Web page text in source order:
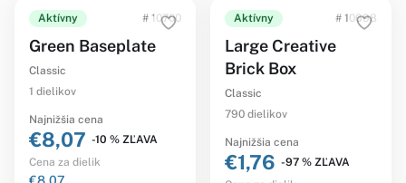
Aktívny # 10700
Green Baseplate
Classic
1 dielikov
Najnižšia cena
€8,07 -10 % ZĽAVA
Cena za dielik
Aktívny # 10698
Large Creative
Brick Box
Classic
790 dielikov
Najnižšia cena
€1,76 -97 % ZĽAVA